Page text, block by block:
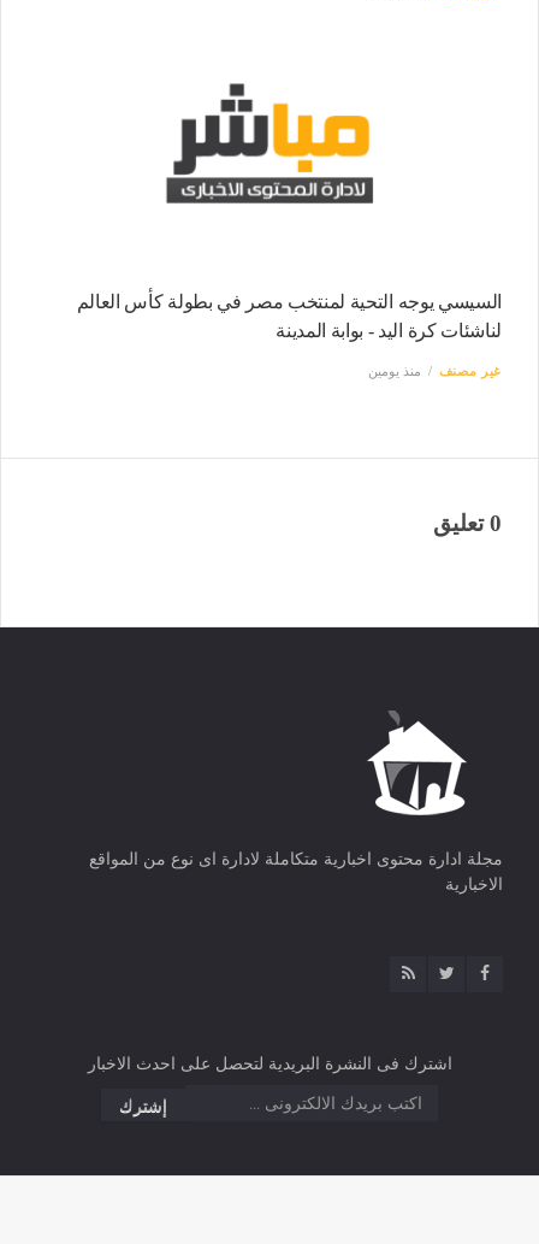
السيسي يوجه التحية لمنتخب مصر في بطولة كأس العالم
لناشئات كرة اليد - بوابة المدينة
غير مصنف منذ يومين
0 تعليق
مجلة ادارة محتوى اخبارية متكاملة لادارة اى نوع من المواقع
الاخبارية
اشترك فى النشرة البريدية لتحصل على احدث الاخبار